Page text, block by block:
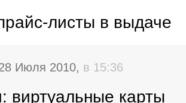
листы в выдаче
Июля 2010, в 15:36
виртуальные карты